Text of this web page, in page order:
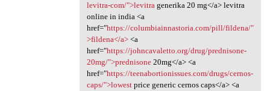
levitra-com/">levitragenerika 20 mg</a> levitra
online in india <a
href="https://columbiainnastoria.com/pill/fildena/"
>fildena</a><a
href="https://johncavaletto.org/drug/prednisone-
20mg/">prednisone20mg</a> <a
href="https://teenabortionissues.com/drugs/cernos-
caps/">lowestprice generic cernos caps</a> <a